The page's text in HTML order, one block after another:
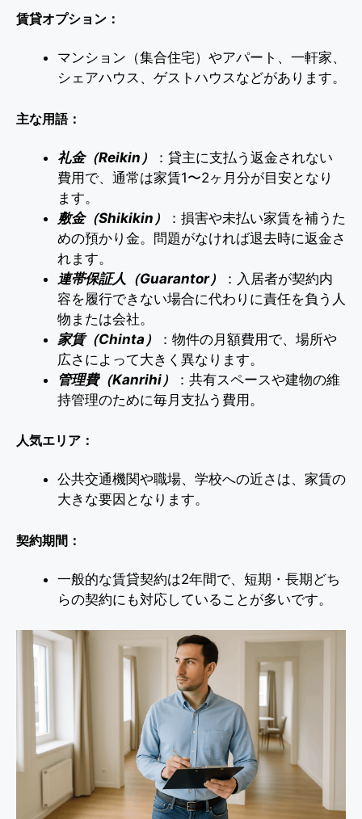
賃貸オプション：
マンション（集合住宅）やアパート、一軒家、
シェアハウス、ゲストハウスなどがあります。
主な用語：
礼金（Reikin）
：貸主に支払う返金されない
費用で、通常は家賃1〜2ヶ月分が目安となり
ます。
敷金（Shikikin）
：損害や未払い家賃を補うた
めの預かり金。問題がなければ退去時に返金さ
れます。
連帯保証人（Guarantor）
：入居者が契約内
容を履行できない場合に代わりに責任を負う人
物または会社。
家賃（Chinta）
：物件の月額費用で、場所や
広さによって大きく異なります。
管理費（Kanrihi）
：共有スペースや建物の維
持管理のために毎月支払う費用。
人気エリア：
公共交通機関や職場、学校への近さは、家賃の
大きな要因となります。
契約期間：
一般的な賃貸契約は2年間で、短期・長期どち
らの契約にも対応していることが多いです。